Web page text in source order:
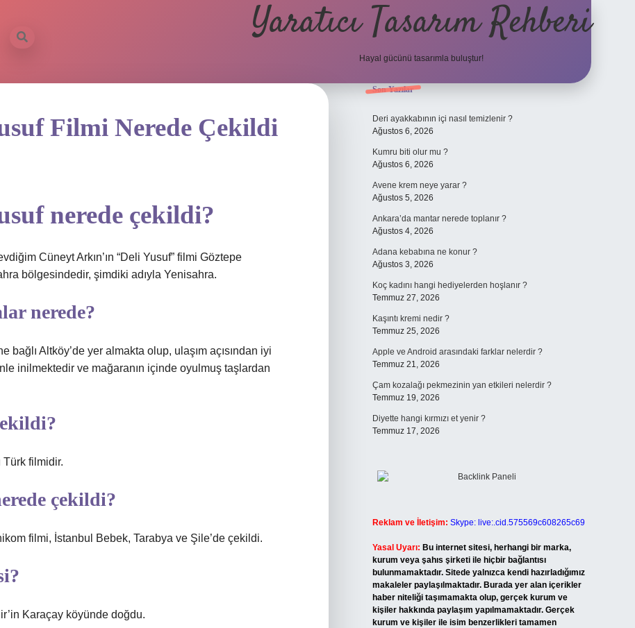
Yaratıcı Tasarım Rehberi
Hayal gücünü tasarımla buluştur!
Filmi Nerede Çekildi
nerede çekildi?
Cüneyt Arkın’ın “Deli Yusuf” filmi Göztepe
bölgesindedir, şimdiki adıyla Yenisahra.
nerede?
bağlı Altköy’de yer almakta olup, ulaşım açısından iyi
inilmektedir ve mağaranın içinde oyulmuş taşlardan
Türk filmidir.
çekildi?
filmi, İstanbul Bebek, Tarabya ve Şile’de çekildi.
Karaçay köyünde doğdu.
Sidebar
Son Yazılar
Deri ayakkabının içi nasıl temizlenir ?
Ağustos 6, 2026
Kumru biti olur mu ?
Ağustos 6, 2026
Avene krem neye yarar ?
Ağustos 5, 2026
Ankara’da mantar nerede toplanır ?
Ağustos 4, 2026
Adana kebabına ne konur ?
Ağustos 3, 2026
Koç kadını hangi hediyelerden hoşlanır ?
Temmuz 27, 2026
Kaşıntı kremi nedir ?
Temmuz 25, 2026
Apple ve Android arasındaki farklar nelerdir ?
Temmuz 21, 2026
Çam kozalağı pekmezinin yan etkileri nelerdir ?
Temmuz 19, 2026
Diyette hangi kırmızı et yenir ?
Temmuz 17, 2026
Reklam ve İletişim: Skype: live:.cid.575569c608265c69
Yasal Uyarı: Bu internet sitesi, herhangi bir marka,
kurum veya şahıs şirketi ile hiçbir bağlantısı
bulunmamaktadır. Sitede yalnızca kendi hazırladığımız
makaleler paylaşılmaktadır. Burada yer alan içerikler
haber niteliği taşımamakta olup, gerçek kurum ve
kişiler hakkında paylaşım yapılmamaktadır. Gerçek
kurum ve kişiler ile isim benzerlikleri tamamen